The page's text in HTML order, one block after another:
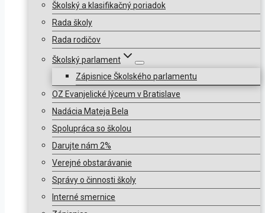
Školský a klasifikačný poriadok
Rada školy
Rada rodičov
Školský parlament
Zápisnice Školského parlamentu
OZ Evanjelické lýceum v Bratislave
Nadácia Mateja Bela
Spolupráca so školou
Darujte nám 2%
Verejné obstarávanie
Správy o činnosti školy
Interné smernice